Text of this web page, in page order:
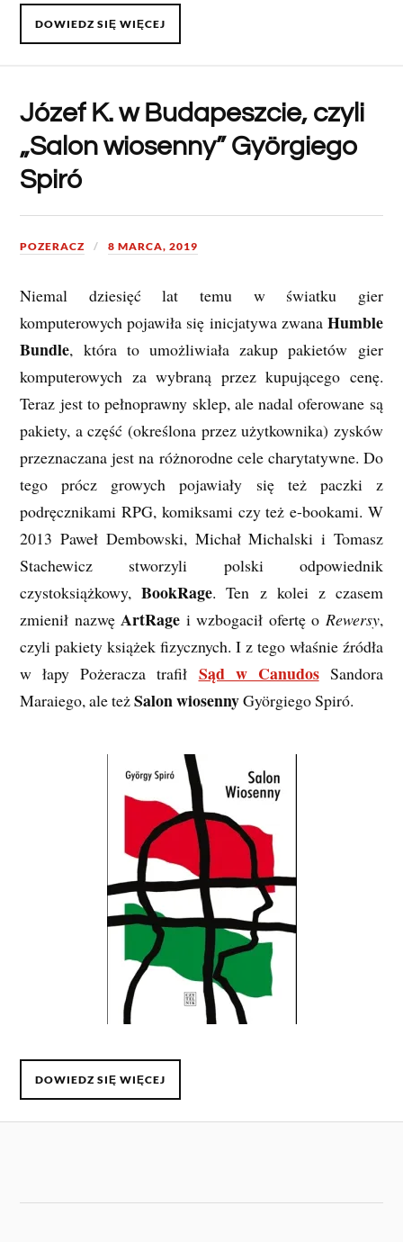
DOWIEDZ SIĘ WIĘCEJ
Józef K. w Budapeszcie, czyli
„Salon wiosenny” Györgiego
Spiró
POZERACZ 8 MARCA, 2019
Niemal dziesięć lat temu w światku gier
komputerowych pojawiła się inicjatywa zwana Humble
Bundle, która to umożliwiała zakup pakietów gier
komputerowych za wybraną przez kupującego cenę.
Teraz jest to pełnoprawny sklep, ale nadal oferowane są
pakiety, a część (określona przez użytkownika) zysków
przeznaczana jest na różnorodne cele charytatywne. Do
tego prócz growych pojawiały się też paczki z
podręcznikami RPG, komiksami czy też e-bookami. W
2013 Paweł Dembowski, Michał Michalski i Tomasz
Stachewicz stworzyli polski odpowiednik
czystoksiążkowy,BookRage. Ten z kolei z czasem
zmienił nazwęArtRage i wzbogacił ofertę o Rewersy,
czyli pakiety książek fizycznych. I z tego właśnie źródła
w łapy Pożeracza trafił Sąd w CanudosSandora
Maraiego, ale teżSalon wiosennyGyörgiego Spiró.
DOWIEDZ SIĘ WIĘCEJ